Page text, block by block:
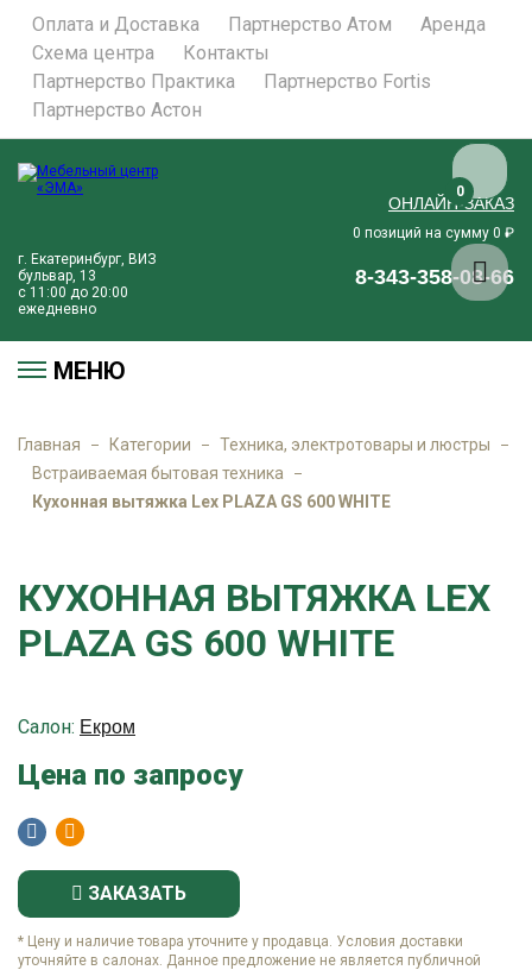
Оплата и Доставка Партнерство Атом
Аренда
Схема центра
Контакты
Партнерство Практика
Партнерство Fortis
Партнерство Астон
г. Екатеринбург, ВИЗ
бульвар, 13
с 11:00 до 20:00
ежедневно
ОНЛАЙН-ЗАКАЗ
0 позиций на сумму 0 ₽
8-343-358-08-66
МЕНЮ
Главная Категории
Техника, электротовары и люстры
Встраиваемая бытовая техника
Кухонная вытяжка Lex PLAZA GS 600 WHITE
КУХОННАЯ ВЫТЯЖКА LEX
PLAZA GS 600 WHITE
Салон: Екром
Цена по запросу
ЗАКАЗАТЬ
* Цену и наличие товара уточните у продавца. Условия доставки
уточняйте в салонах. Данное предложение не является публичной
0